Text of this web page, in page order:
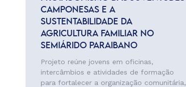
CAMPONESAS E A
SUSTENTABILIDADE DA
AGRICULTURA FAMILIAR NO
SEMIÁRIDO PARAIBANO
Projeto reúne jovens em oficinas,
intercâmbios e atividades de formação
para fortalecer a organização comunitária,